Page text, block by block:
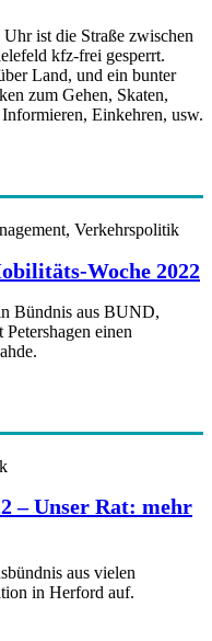
ist die Straße zwischen
kfz-frei gesperrt.
Land, und ein bunter
zum Gehen, Skaten,
Einkehren, usw.
Verkehrspolitik
Woche 2022
Bündnis aus BUND,
einen
– Unser Rat: mehr
aus vielen
in Herford auf.